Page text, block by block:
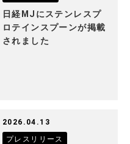
日経MJにステンレスプ
ロテインスプーンが掲載
されました
2026.04.13
プレスリリース